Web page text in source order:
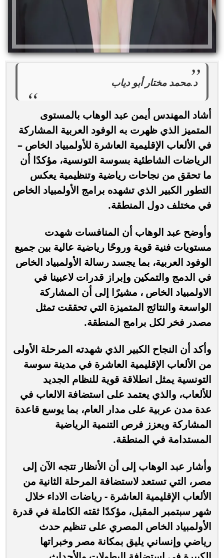
د.محمد مختار أبو دياب
أشاد المهندس أيمن عبد الوهاب بالمستوى
المتميز الذي ظهرت به الوفود العربية المشاركة
في الألعاب الإقليمية العاشرة للأولمبياد الخاص –
الرياضات الشاطئية بسوسة التونسية، مؤكدًا أن
ما تحقق من نجاحات رياضية وتنظيمية يعكس
التطور الكبير الذي تشهده برامج الأولمبياد الخاص
في مختلف دول المنطقة.
وأوضح عبد الوهاب أن المنافسات شهدت
مستويات فنية قوية وروحًا رياضية عالية بين جميع
الوفود العربية، بما يجسد رسالة الأولمبياد الخاص
في الدمج والتمكين وإبراز قدرات لاعبينا في
الاولمبياد الخاص ، مشيرًا إلى أن المشاركة
الواسعة والنتائج المتميزة التي تحققت تمثل
مصدر فخر لكل برامج المنطقة.
وأكد أن النجاح الكبير الذي شهدته المرحلة الأولى
من الألعاب الإقليمية العاشرة في مدينة سوسة
التونسية يمثل انطلاقة قوية للنظام الجديد
للألعاب، والذي يعتمد على استضافة الالعاب في
عدة مدن عربية على مدار العام، بما يوسع قاعدة
المشاركة ويعزز فرص التنمية الرياضية
المستدامة في المنطقة.
وأشار عبد الوهاب إلى أن الأنظار تتجه الآن إلى
مصر، التي تستعد لاستضافة المرحلة الثانية من
الألعاب الإقليمية العاشرة - رياضات الاداء خلال
شهر سبتمبر المقبل، مؤكدًا ثقته الكاملة في قدرة
الأولمبياد الخاص المصري على تنظيم حدث
رياضي وإنساني يليق بمكانة مصر وخبراتها